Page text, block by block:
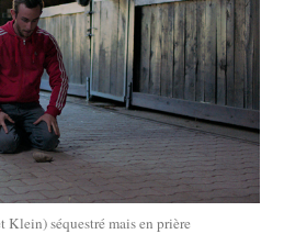
séquestré mais en prière